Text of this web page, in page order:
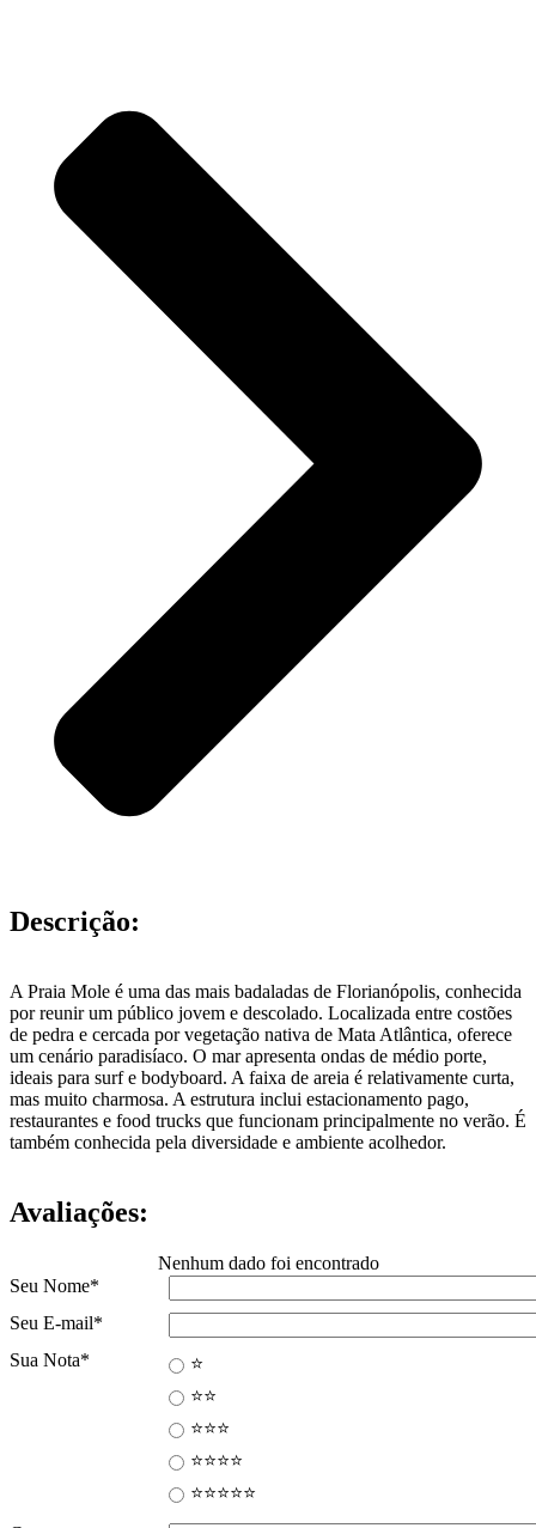
Descrição:
A Praia Mole é uma das mais badaladas de Florianópolis, conhecida
por reunir um público jovem e descolado. Localizada entre costões
de pedra e cercada por vegetação nativa de Mata Atlântica, oferece
um cenário paradisíaco. O mar apresenta ondas de médio porte,
ideais para surf e bodyboard. A faixa de areia é relativamente curta,
mas muito charmosa. A estrutura inclui estacionamento pago,
restaurantes e food trucks que funcionam principalmente no verão. É
também conhecida pela diversidade e ambiente acolhedor.
Avaliações:
Nenhum dado foi encontrado
Seu Nome*
Seu E-mail*
Sua Nota*
⭐
⭐⭐
⭐⭐⭐
⭐⭐⭐⭐
⭐⭐⭐⭐⭐